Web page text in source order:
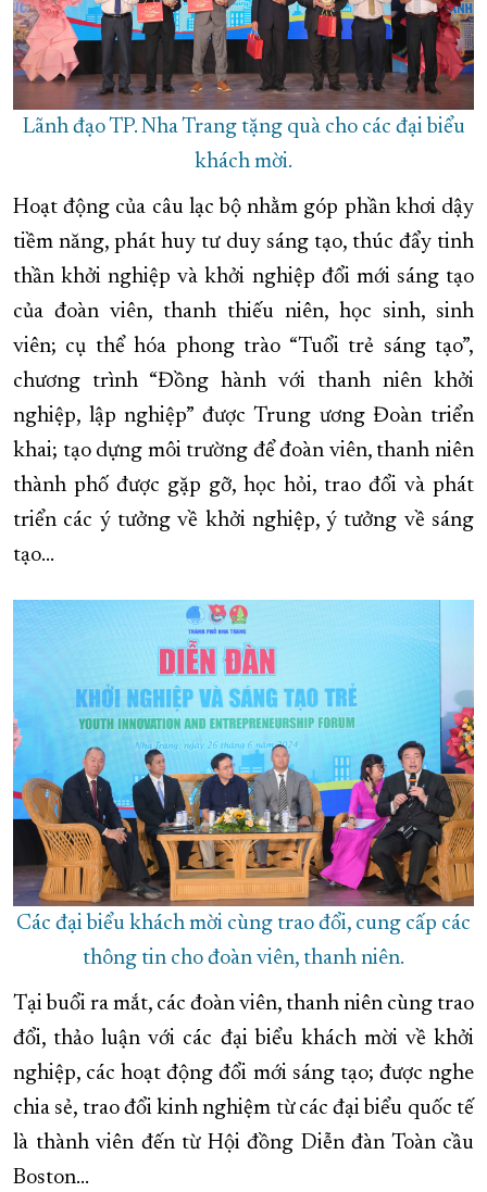
Lãnh đạo TP. Nha Trang tặng quà cho các đại biểu
khách mời.
Hoạt động của câu lạc bộ nhằm góp phần khơi dậy
tiềm năng, phát huy tư duy sáng tạo, thúc đẩy tinh
thần khởi nghiệp và khởi nghiệp đổi mới sáng tạo
của đoàn viên, thanh thiếu niên, học sinh, sinh
viên; cụ thể hóa phong trào “Tuổi trẻ sáng tạo”,
chương trình “Đồng hành với thanh niên khởi
nghiệp, lập nghiệp” được Trung ương Đoàn triển
khai; tạo dựng môi trường để đoàn viên, thanh niên
thành phố được gặp gỡ, học hỏi, trao đổi và phát
triển các ý tưởng về khởi nghiệp, ý tưởng về sáng
tạo...
Các đại biểu khách mời cùng trao đổi, cung cấp các
thông tin cho đoàn viên, thanh niên.
Tại buổi ra mắt, các đoàn viên, thanh niên cùng trao
đổi, thảo luận với các đại biểu khách mời về khởi
nghiệp, các hoạt động đổi mới sáng tạo; được nghe
chia sẻ, trao đổi kinh nghiệm từ các đại biểu quốc tế
là thành viên đến từ Hội đồng Diễn đàn Toàn cầu
Boston...